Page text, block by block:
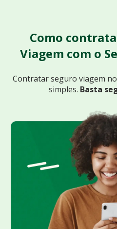
Como
Viagem com o
Contratar seguro viagem
simples. Basta